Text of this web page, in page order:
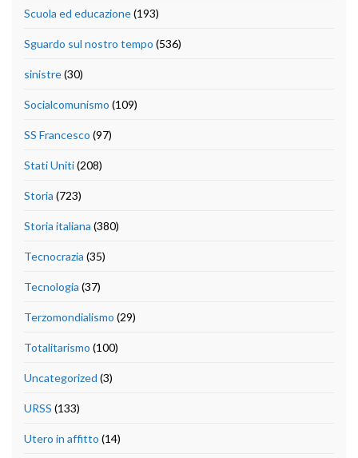
Scuola ed educazione(193)
Sguardo sul nostro tempo (536)
sinistre(30)
Socialcomunismo (109)
SS Francesco (97)
Stati Uniti(208)
Storia (723)
Storia italiana (380)
Tecnocrazia (35)
Tecnologia (37)
Terzomondialismo (29)
Totalitarismo (100)
Uncategorized (3)
URSS (133)
Utero in affitto (14)